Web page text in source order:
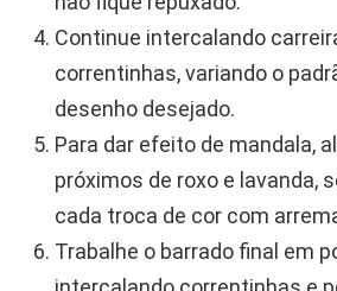
Continue intercalando
correntinhas, variando o
desenho desejado.
Para dar efeito de mandala,
próximos de roxo e lavanda,
cada troca de cor com
Trabalhe o barrado final em